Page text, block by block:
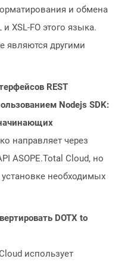
и обмена
XSL-FO этого языка.
являются другими
REST
Nodejs SDK:
направляет через
ASOPE.Total Cloud, но
необходимых
DOTX to
использует